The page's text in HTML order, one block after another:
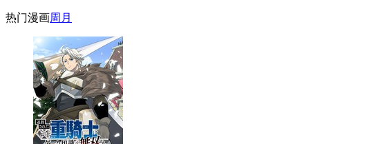
热门漫画周 月